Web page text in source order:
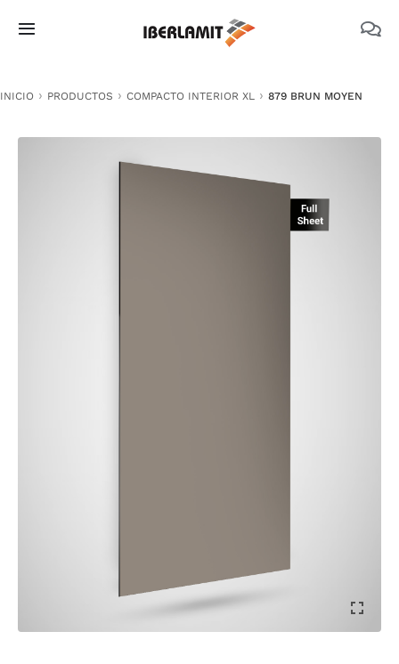
Toggle
NOSOTROS
INICIO PRODUCTOS COMPACTO INTERIOR XL 879 BRUN MOYEN